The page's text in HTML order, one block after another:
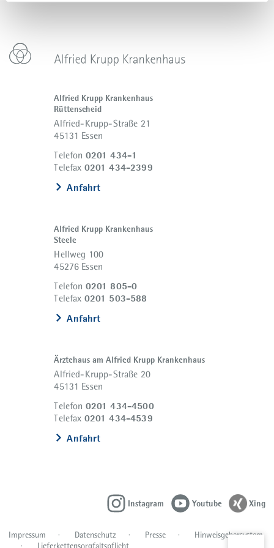
Alfried Krupp Krankenhaus
Rüttenscheid
Alfried-Krupp-Straße 21
45131 Essen
Telefon 0201 434-1
Telefax 0201 434-2399
Anfahrt
Alfried Krupp Krankenhaus
Steele
Hellweg 100
45276 Essen
Telefon 0201 805-0
Telefax 0201 503-588
Anfahrt
Ärztehaus am Alfried Krupp Krankenhaus
Alfried-Krupp-Straße 20
45131 Essen
Telefon 0201 434-4500
Telefax 0201 434-4539
Anfahrt
Impressum Datenschutz Presse
Hinweisgebersystem
Lieferkettensorgfaltspflicht
Instagram Youtube Xing